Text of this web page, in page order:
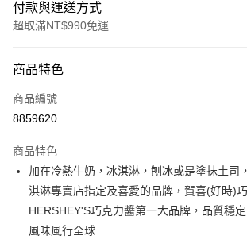
付款與運送方式
超取滿NT$990免運
信用卡一次付款
超商取貨付款
Apple Pay
街口支付
悠遊付
商品特色
商品編號
8859620
商品特色
加在冷熱牛奶，冰淇淋，刨冰或是塗抹土司
淇淋專賣店指定及喜愛的品牌，賀喜(好時)
HERSHEY'S巧克力醬第一大品牌，品質穩
風味風行全球